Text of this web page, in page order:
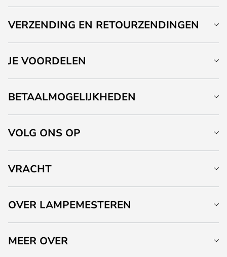
VERZENDING EN RETOURZENDINGEN
JE VOORDELEN
BETAALMOGELIJKHEDEN
VOLG ONS OP
VRACHT
OVER LAMPEMESTEREN
MEER OVER